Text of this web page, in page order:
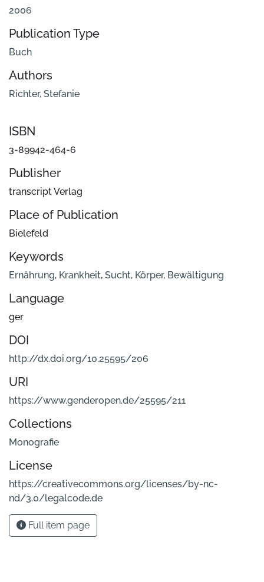
2006
Publication Type
Buch
Authors
Richter, Stefanie
ISBN
3-89942-464-6
Publisher
transcript Verlag
Place of Publication
Bielefeld
Keywords
Ernährung, Krankheit, Sucht, Körper, Bewältigung
Language
ger
DOI
http://dx.doi.org/10.25595/206
URI
https://www.genderopen.de/25595/211
Collections
Monografie
License
https://creativecommons.org/licenses/by-nc-
nd/3.0/legalcode.de
Full item page